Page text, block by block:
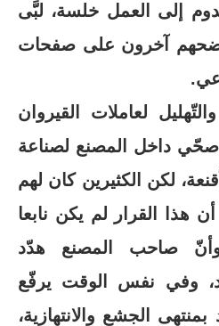
إلى العمل خلسة، لبَّى
آخرون على صفحات
لعاملات القيروان
داخل المصنع لصناعة
لكن الكثيرين كان لهم
هذا القرار لم يكن نابعا
وأنّ صاحب المصنع هدّد
وفي نفس الوقت يرفّع
الجشع والانتهازية،